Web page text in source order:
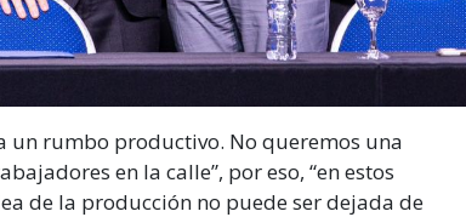
un rumbo productivo. No queremos una
en la calle”, por eso, “en estos
de la producción no puede ser dejada de